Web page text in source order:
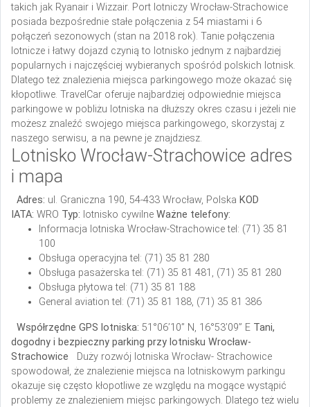
takich jak Ryanair i Wizzair. Port lotniczy Wrocław-Strachowice
posiada bezpośrednie stałe połączenia z 54 miastami i 6
połączeń sezonowych (stan na 2018 rok). Tanie połączenia
lotnicze i łatwy dojazd czynią to lotnisko jednym z najbardziej
popularnych i najczęściej wybieranych spośród polskich lotnisk.
Dlatego też znalezienia miejsca parkingowego może okazać się
kłopotliwe. TravelCar oferuje najbardziej odpowiednie miejsca
parkingowe w pobliżu lotniska na dłuższy okres czasu i jeżeli nie
możesz znaleźć swojego miejsca parkingowego, skorzystaj z
naszego serwisu, a na pewne je znajdziesz.
Lotnisko Wrocław-Strachowice adres
i mapa
Adres: ul. Graniczna 190, 54-433 Wrocław, Polska KOD
IATA: WRO Typ: lotnisko cywilne Ważne telefony:
Informacja lotniska Wrocław-Strachowice tel: (71) 35 81
100
Obsługa operacyjna tel: (71) 35 81 280
Obsługa pasażerska tel: (71) 35 81 481, (71) 35 81 280
Obsługa płytowa tel: (71) 35 81 188
General aviation tel: (71) 35 81 188, (71) 35 81 386
Współrzędne GPS lotniska: 51°06’10” N, 16°53’09” E Tani,
dogodny i bezpieczny parking przy lotnisku Wrocław-
Strachowice
Duży rozwój lotniska Wrocław- Strachowice
spowodował, że znalezienie miejsca na lotniskowym parkingu
okazuje się często kłopotliwe ze względu na mogące wystąpić
problemy ze znalezieniem miejsc parkingowych. Dlatego też wielu